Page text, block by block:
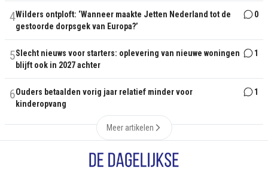
4Wilders ontploft: ‘Wanneer maakte Jetten Nederland tot de
gestoorde dorpsgek van Europa?’
0
5Slecht nieuws voor starters: oplevering van nieuwe woningen
blijft ook in 2027 achter
1
6Ouders betaalden vorig jaar relatief minder voor
kinderopvang
1
Meer artikelen